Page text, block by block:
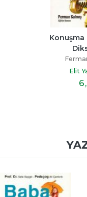
Elit
6